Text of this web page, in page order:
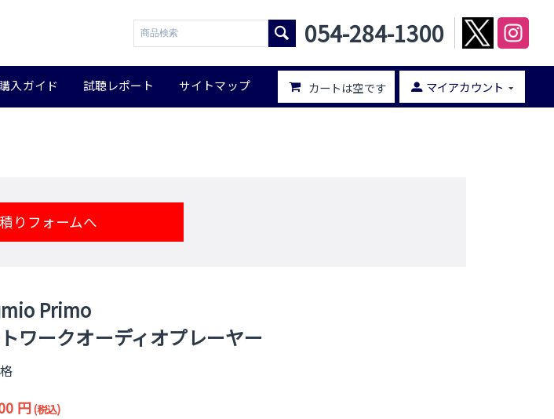
054-284-1300
入ガイド 試聴レポート サイトマップ カートは空です マイアカウント
りフォームへ
Primo
ワークオーディオプレーヤー
円(税込)